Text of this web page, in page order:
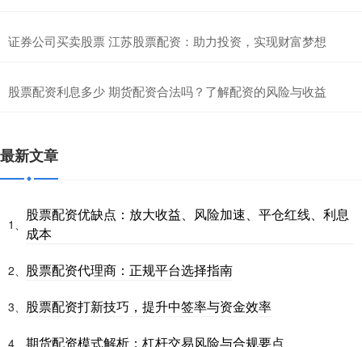
证券公司买卖股票 江苏股票配资：助力投资，实现财富梦想
股票配资利息多少 期货配资合法吗？了解配资的风险与收益
最新文章
1、
股票配资优缺点：放大收益、风险加速、平仓红线、利息
成本
2、 股票配资代理商：正规平台选择指南
3、 股票配资打新技巧，提升中签率与资金效率
4、 期货配资模式解析：杠杆交易风险与合规要点